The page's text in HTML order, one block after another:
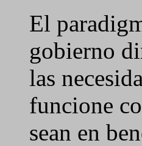
El
gobierno
las
funcione
sean en